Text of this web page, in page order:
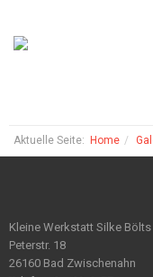
Aktuelle Seite: Home
Kleine Werkstatt Silke Bölts
Peterstr. 18
26160 Bad Zwischenahn